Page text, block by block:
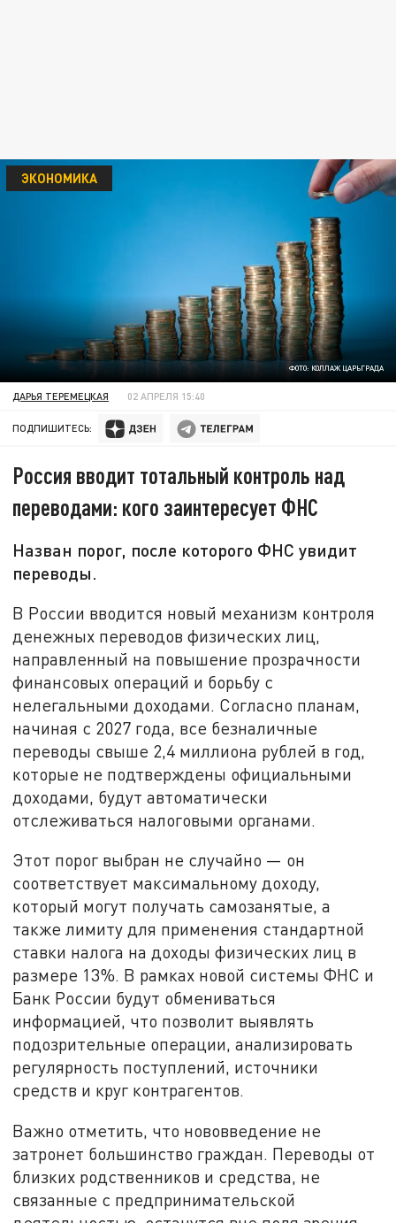
ФОТО: КОЛЛАЖ ЦАРЬГРАДА
ЭКОНОМИКА
ДАРЬЯ ТЕРЕМЕЦКАЯ 02 АПРЕЛЯ 15:40
ПОДПИШИТЕСЬ:
Россия вводит тотальный контроль над
переводами: кого заинтересует ФНС
Назван порог, после которого ФНС увидит
переводы.
В России вводится новый механизм контроля
денежных переводов физических лиц,
направленный на повышение прозрачности
финансовых операций и борьбу с
нелегальными доходами. Согласно планам,
начиная с 2027 года, все безналичные
переводы свыше 2,4 миллиона рублей в год,
которые не подтверждены официальными
доходами, будут автоматически
отслеживаться налоговыми органами.
Этот порог выбран не случайно — он
соответствует максимальному доходу,
который могут получать самозанятые, а
также лимиту для применения стандартной
ставки налога на доходы физических лиц в
размере 13%. В рамках новой системы ФНС и
Банк России будут обмениваться
информацией, что позволит выявлять
подозрительные операции, анализировать
регулярность поступлений, источники
средств и круг контрагентов.
Важно отметить, что нововведение не
затронет большинство граждан. Переводы от
близких родственников и средства, не
связанные с предпринимательской